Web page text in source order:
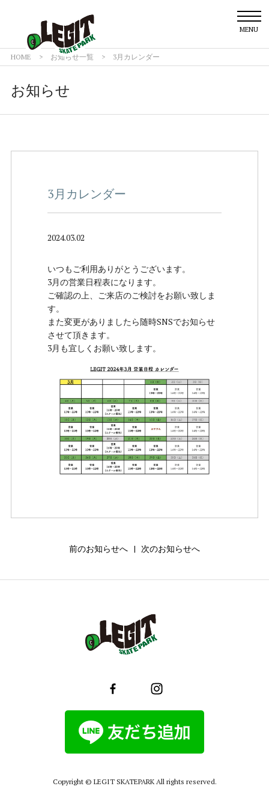
MENU
HOME > お知らせ一覧 > 3月カレンダー
お知らせ
3月カレンダー
2024.03.02
いつもご利用ありがとうございます。
3月の営業日程表になります。
ご確認の上、ご来店のご検討をお願い致しま
す。
また変更がありましたら随時SNSでお知らせ
させて頂きます。
3月も宜しくお願い致します。
前のお知らせへ | 次のお知らせへ
Copyright © LEGIT SKATEPARK All rights reserved.